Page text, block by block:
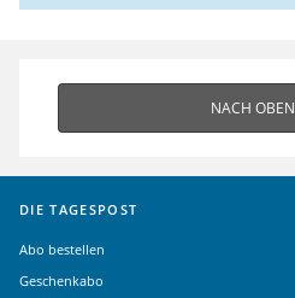
NACH OBEN
DIE TAGESPOST
Abo bestellen
Geschenkabo